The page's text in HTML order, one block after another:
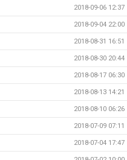
2018-09-06 12:37
2018-09-04 22:00
2018-08-31 16:51
2018-08-30 20:44
2018-08-17 06:30
2018-08-13 14:21
2018-08-10 06:26
2018-07-09 07:11
2018-07-04 17:47